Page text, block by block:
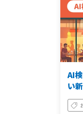
AI
い